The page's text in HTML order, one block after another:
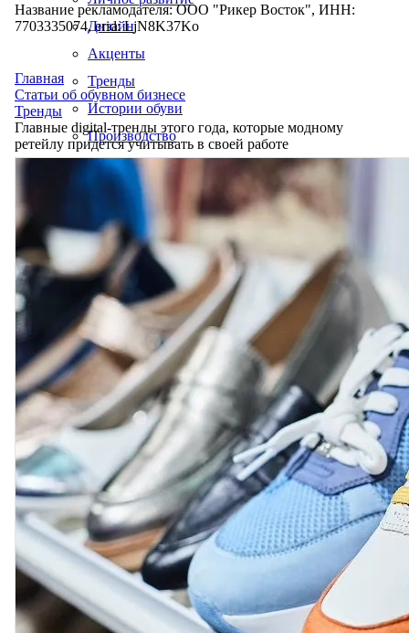
Дизайн
Акценты
Тренды
Истории обуви
Производство
Название рекламодателя: ООО "Рикер Восток", ИНН:
7703335074, erid: LjN8K37Ko
Главная
Статьи об обувном бизнесе
Тренды
Главные digital-тренды этого года, которые модному
ретейлу придется учитывать в своей работе